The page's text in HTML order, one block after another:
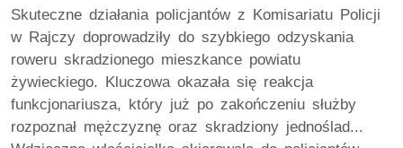
Skuteczne działania policjantów z Komisariatu Policji
w Rajczy doprowadziły do szybkiego odzyskania
roweru skradzionego mieszkance powiatu
żywieckiego. Kluczowa okazała się reakcja
funkcjonariusza, który już po zakończeniu służby
rozpoznał mężczyznę oraz skradziony jednoślad...